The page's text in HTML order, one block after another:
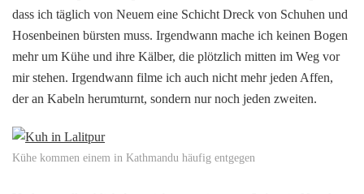
dass ich täglich von Neuem eine Schicht Dreck von Schuhen und
Hosenbeinen bürsten muss. Irgendwann mache ich keinen Bogen
mehr um Kühe und ihre Kälber, die plötzlich mitten im Weg vor
mir stehen. Irgendwann filme ich auch nicht mehr jeden Affen,
der an Kabeln herumturnt, sondern nur noch jeden zweiten.
Kühe kommen einem in Kathmandu häufig entgegen